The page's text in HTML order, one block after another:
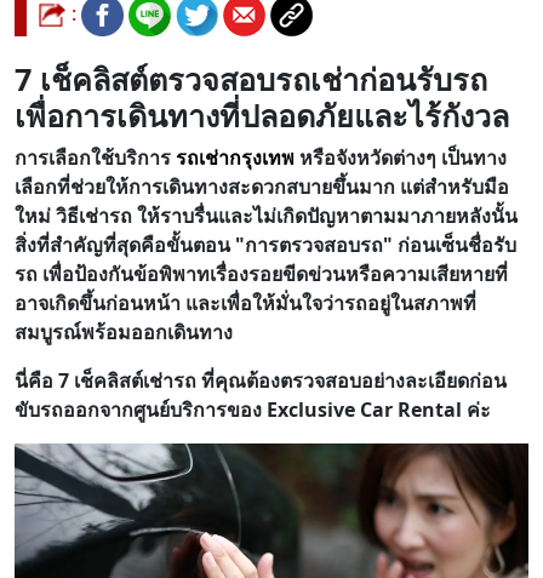
:
7 เช็คลิสต์ตรวจสอบรถเช่าก่อนรับรถ
เพื่อการเดินทางที่ปลอดภัยและไร้กังวล
การเลือกใช้บริการรถเช่ากรุงเทพ หรือจังหวัดต่างๆ เป็นทาง
เลือกที่ช่วยให้การเดินทางสะดวกสบายขึ้นมาก แต่สำหรับมือ
ใหม่ วิธีเช่ารถ ให้ราบรื่นและไม่เกิดปัญหาตามมาภายหลังนั้น
สิ่งที่สำคัญที่สุดคือขั้นตอน "การตรวจสอบรถ" ก่อนเซ็นชื่อรับ
รถ เพื่อป้องกันข้อพิพาทเรื่องรอยขีดข่วนหรือความเสียหายที่
อาจเกิดขึ้นก่อนหน้า และเพื่อให้มั่นใจว่ารถอยู่ในสภาพที่
สมบูรณ์พร้อมออกเดินทาง
นี่คือ 7 เช็คลิสต์เช่ารถ ที่คุณต้องตรวจสอบอย่างละเอียดก่อน
ขับรถออกจากศูนย์บริการของ Exclusive Car Rental ค่ะ